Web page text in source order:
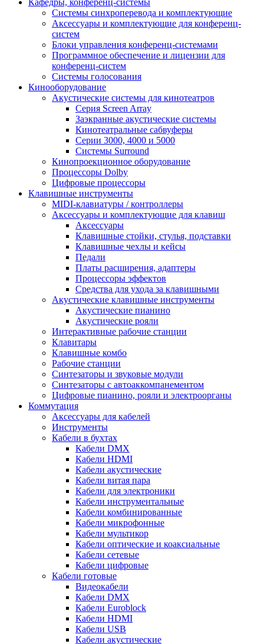
Кафедры, конференц-системы
Cистемы синхроперевода и комплектующие
Аксессуары и комплектующие для конференц-
систем
Блоки управления конференц-системами
Программное обеспечение и лицензии для
конференц-систем
Системы голосования
Кинооборудование
Акустические системы для кинотеатров
Cерия Screen Array
Заэкранные акустические системы
Кинотеатральные сабвуферы
Серии 3000, 4000 и 5000
Системы Surround
Кинопроекционное оборудование
Процессоры Dolby
Цифровые процессоры
Клавишные инструменты
MIDI-клавиатуры / контроллеры
Аксессуары и комплектующие для клавиш
Аксессуары
Клавишные стойки, стулья, подставки
Клавишные чехлы и кейсы
Педали
Платы расширения, адаптеры
Процессоры эффектов
Средства для ухода за клавишными
Акустические клавишные инструменты
Акустические пианино
Акустические рояли
Интерактивные рабочие станции
Клавитары
Клавишные комбо
Рабочие станции
Синтезаторы и звуковые модули
Синтезаторы с автоаккомпанементом
Цифровые пианино, рояли и электроорганы
Коммутация
Аксессуары для кабелей
Инструменты
Кабели в бухтах
Кабели DMX
Кабели HDMI
Кабели акустические
Кабели витая пара
Кабели для электроники
Кабели инструментальные
Кабели комбинированные
Кабели микрофонные
Кабели мультикор
Кабели оптические и коаксиальные
Кабели сетевые
Кабели цифровые
Кабели готовые
Видеокабели
Кабели DMX
Кабели Euroblock
Кабели HDMI
Кабели USB
Кабели акустические